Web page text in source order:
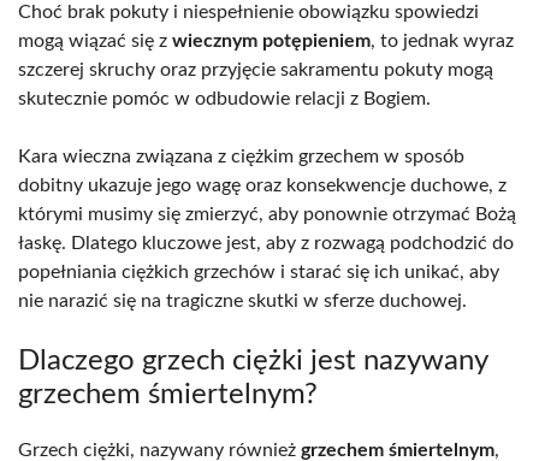
Choć brak pokuty i niespełnienie obowiązku spowiedzi
mogą wiązać się z wiecznym potępieniem, to jednak wyraz
szczerej skruchy oraz przyjęcie sakramentu pokuty mogą
skutecznie pomóc w odbudowie relacji z Bogiem.
Kara wieczna związana z ciężkim grzechem w sposób
dobitny ukazuje jego wagę oraz konsekwencje duchowe, z
którymi musimy się zmierzyć, aby ponownie otrzymać Bożą
łaskę. Dlatego kluczowe jest, aby z rozwagą podchodzić do
popełniania ciężkich grzechów i starać się ich unikać, aby
nie narazić się na tragiczne skutki w sferze duchowej.
Dlaczego grzech ciężki jest nazywany
grzechem śmiertelnym?
Grzech ciężki, nazywany również grzechem śmiertelnym,